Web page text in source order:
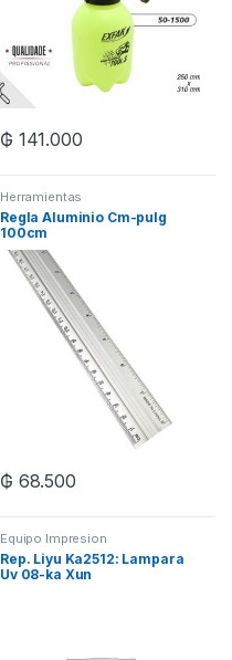
₲ 141.000
Herramientas
Regla Aluminio Cm-pulg
100cm
₲ 68.500
Equipo Impresion
Rep. Liyu Ka2512: Lampara
Uv 08-ka Xun